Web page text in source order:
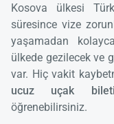
Kosova ülkesi
süresince vize
yaşamadan
ülkede gezilecek ve
var. Hiç vakit
ucuz uçak
öğrenebilirsiniz.